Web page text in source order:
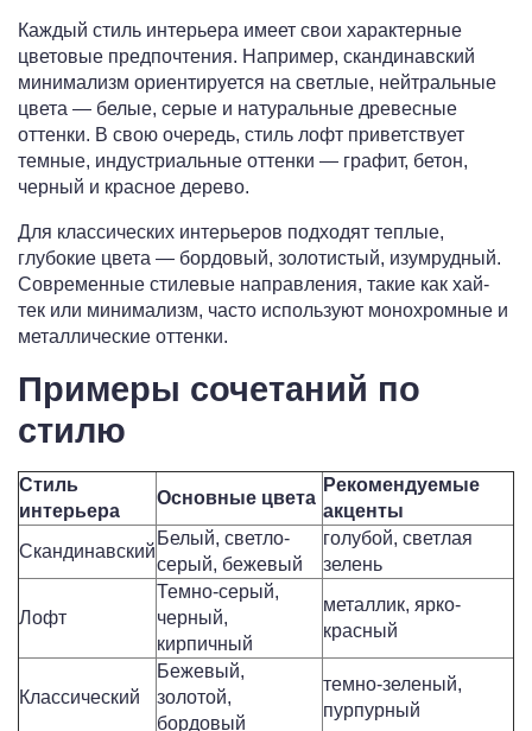
Каждый стиль интерьера имеет свои характерные
цветовые предпочтения. Например, скандинавский
минимализм ориентируется на светлые, нейтральные
цвета — белые, серые и натуральные древесные
оттенки. В свою очередь, стиль лофт приветствует
темные, индустриальные оттенки — графит, бетон,
черный и красное дерево.
Для классических интерьеров подходят теплые,
глубокие цвета — бордовый, золотистый, изумрудный.
Современные стилевые направления, такие как хай-
тек или минимализм, часто используют монохромные и
металлические оттенки.
Примеры сочетаний по
стилю
Стиль
интерьера
Основные цвета
Рекомендуемые
акценты
Скандинавский
Белый, светло-
серый, бежевый
голубой, светлая
зелень
Лофт
Темно-серый,
черный,
кирпичный
металлик, ярко-
красный
Классический
Бежевый,
золотой,
бордовый
темно-зеленый,
пурпурный